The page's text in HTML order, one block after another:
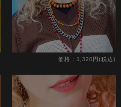
価格：1,320円(税込)